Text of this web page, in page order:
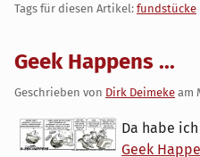
Tags für diesen Artikel: fundstücke
Geek Happens ...
Geschrieben von Dirk Deimeke am
Da habe
Geek